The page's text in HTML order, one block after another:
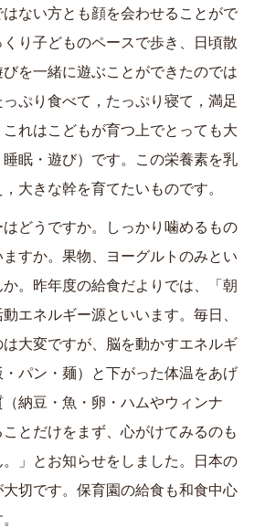
ない方とも顔を会わせることがで
り子どものペースで歩き、日頃散
を一緒に遊ぶことができたのでは
ぷり食べて，たっぷり寝て，満足
れはこどもが育つ上でとっても大
眠・遊び）です。この栄養素を乳
大きな幹を育てたいものです。
どうですか。しっかり噛めるもの
すか。果物、ヨーグルトのみとい
。昨年度の給食だよりでは、「朝
エネルギー源といいます。毎日、
大変ですが、脳を動かすエネルギ
パン・麺）と下がった体温をあげ
納豆・魚・卵・ハムやウィンナ
とだけをまず、心がけてみるのも
」とお知らせをしました。日本の
切です。保育園の給食も和食中心